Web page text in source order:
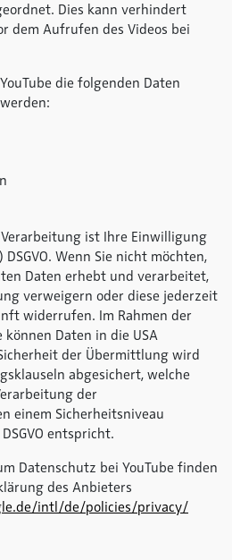
Dies kann verhindert
dem Aufrufen des Videos bei
die folgenden Daten
ist Ihre Einwilligung
Wenn Sie nicht möchten,
Daten erhebt und verarbeitet,
verweigern oder diese jederzeit
widerrufen. Im Rahmen der
Daten in die USA
der Übermittlung wird
abgesichert, welche
der
einem Sicherheitsniveau
entspricht.
Datenschutz bei YouTube finden
des Anbieters
intl/de/policies/privacy/